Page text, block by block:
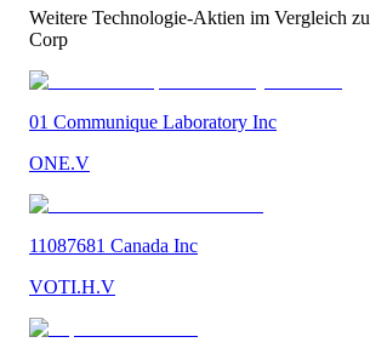
Weitere Technologie-Aktien im Vergleich zu
Corp
01 Communique Laboratory Inc
ONE.V
11087681 Canada Inc
VOTI.H.V